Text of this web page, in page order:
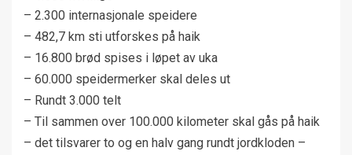
– 2.300 internasjonale speidere
– 482,7 km sti utforskes på haik
– 16.800 brød spises i løpet av uka
– 60.000 speidermerker skal deles ut
– Rundt 3.000 telt
– Til sammen over 100.000 kilometer skal gås på haik
– det tilsvarer to og en halv gang rundt jordkloden –